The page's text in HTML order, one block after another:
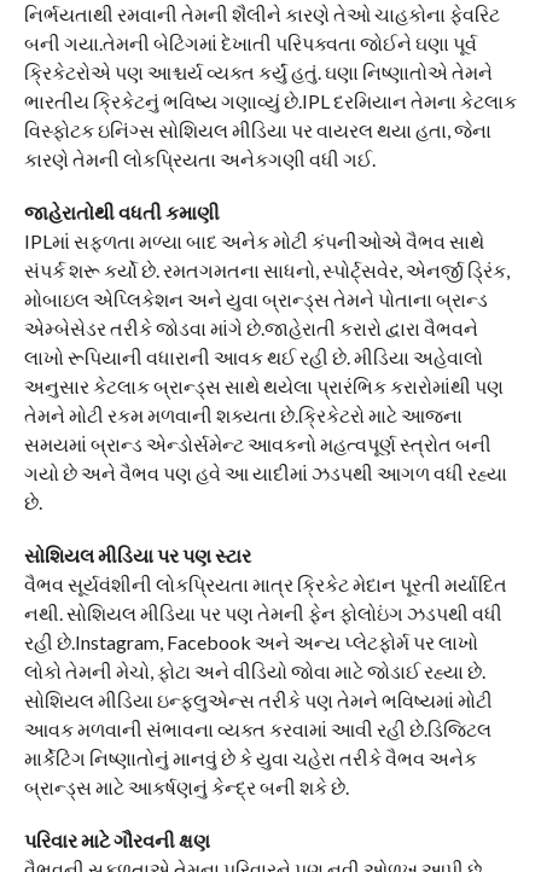
નિર્ભયતાથી રમવાની તેમની શૈલીને કારણે તેઓ ચાહકોના ફેવરિટ
બની ગયા.તેમની બેટિંગમાં દેખાતી પરિપક્વતા જોઈને ઘણા પૂર્વ
ક્રિકેટરોએ પણ આશ્ચર્ય વ્યક્ત કર્યું હતું. ઘણા નિષ્ણાતોએ તેમને
ભારતીય ક્રિકેટનું ભવિષ્ય ગણાવ્યું છે.IPL દરમિયાન તેમના કેટલાક
વિસ્ફોટક ઇનિંગ્સ સોશિયલ મીડિયા પર વાયરલ થયા હતા, જેના
કારણે તેમની લોકપ્રિયતા અનેકગણી વધી ગઈ.
જાહેરાતોથી વધતી કમાણી
IPLમાં સફળતા મળ્યા બાદ અનેક મોટી કંપનીઓએ વૈભવ સાથે
સંપર્ક શરૂ કર્યો છે. રમતગમતના સાધનો, સ્પોર્ટ્સવેર, એનર્જી ડ્રિંક,
મોબાઇલ એપ્લિકેશન અને યુવા બ્રાન્ડ્સ તેમને પોતાના બ્રાન્ડ
એમ્બેસેડર તરીકે જોડવા માંગે છે.જાહેરાતી કરારો દ્વારા વૈભવને
લાખો રૂપિયાની વધારાની આવક થઈ રહી છે. મીડિયા અહેવાલો
અનુસાર કેટલાક બ્રાન્ડ્સ સાથે થયેલા પ્રારંભિક કરારોમાંથી પણ
તેમને મોટી રકમ મળવાની શક્યતા છે.ક્રિકેટરો માટે આજના
સમયમાં બ્રાન્ડ એન્ડોર્સમેન્ટ આવકનો મહત્વપૂર્ણ સ્ત્રોત બની
ગયો છે અને વૈભવ પણ હવે આ યાદીમાં ઝડપથી આગળ વધી રહ્યા
છે.
સોશિયલ મીડિયા પર પણ સ્ટાર
વૈભવ સૂર્યવંશીની લોકપ્રિયતા માત્ર ક્રિકેટ મેદાન પૂરતી મર્યાદિત
નથી. સોશિયલ મીડિયા પર પણ તેમની ફેન ફોલોઇંગ ઝડપથી વધી
રહી છે.Instagram, Facebook અને અન્ય પ્લેટફોર્મ પર લાખો
લોકો તેમની મેચો, ફોટા અને વીડિયો જોવા માટે જોડાઈ રહ્યા છે.
સોશિયલ મીડિયા ઇન્ફ્લુએન્સ તરીકે પણ તેમને ભવિષ્યમાં મોટી
આવક મળવાની સંભાવના વ્યક્ત કરવામાં આવી રહી છે.ડિજિટલ
માર્કેટિંગ નિષ્ણાતોનું માનવું છે કે યુવા ચહેરા તરીકે વૈભવ અનેક
બ્રાન્ડ્સ માટે આકર્ષણનું કેન્દ્ર બની શકે છે.
પરિવાર માટે ગૌરવની ક્ષણ